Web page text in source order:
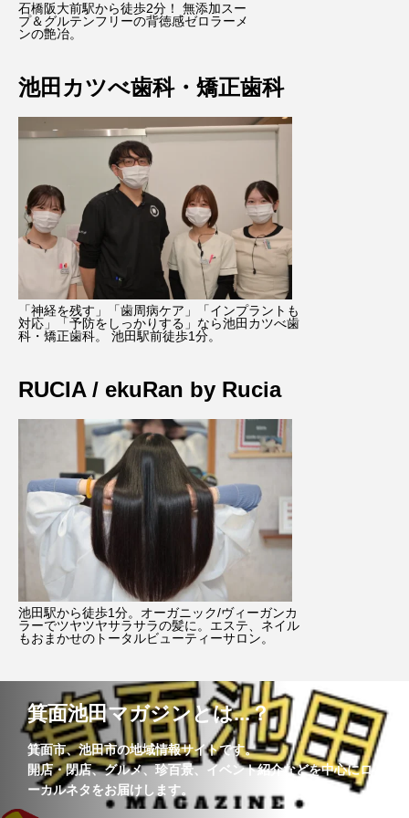
石橋阪大前駅から徒歩2分！ 無添加スー
プ＆グルテンフリーの背徳感ゼロラーメ
ンの艶冶。
池田カツべ歯科・矯正歯科
「神経を残す」「歯周病ケア」「インプラントも
対応」「予防をしっかりする」なら池田カツべ歯
科・矯正歯科。 池田駅前徒歩1分。
RUCIA / ekuRan by Rucia
池田駅から徒歩1分。オーガニック/ヴィーガンカ
ラーでツヤツヤサラサラの髪に。エステ、ネイル
もおまかせのトータルビューティーサロン。
箕面池田マガジンとは...？
箕面市、池田市の地域情報サイトです。
開店・閉店、グルメ、珍百景、イベント紹介などを中心にロ
ーカルネタをお届けします。